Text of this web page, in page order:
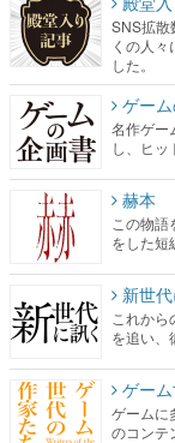
SNS拡散
くの人
した。
ゲー
名作ゲー
し、ヒッ
赫本
この物
をした短
新世代
これか
を追い、
ゲー
ゲームに
のコンテ